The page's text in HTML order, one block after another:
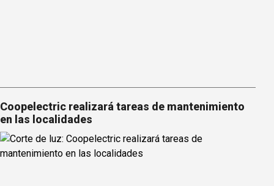
Coopelectric realizará tareas de mantenimiento
en las localidades